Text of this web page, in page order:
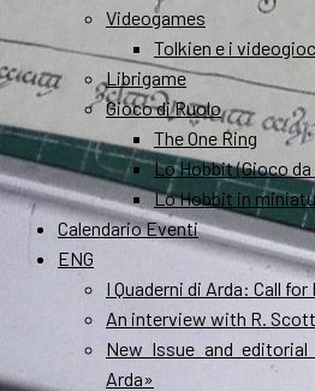
Videogames
Tolkien e i
Librigame
Gioco di Ruolo
The One Ring
Lo Hobbit (Gioco
Lo Hobbit in
Calendario Eventi
ENG
I Quaderni di Arda: Call
An interview with R.
New Issue and
Arda»